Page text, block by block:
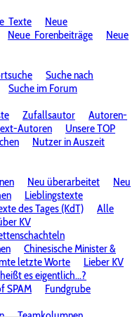
Texte
Neue
Neue Forenbeiträge
Neue
Suche nach
Suche im Forum
Zufallsautor
Autoren-
Autoren
Unsere TOP
Nutzer in Auszeit
Neu überarbeitet
Neu
Lieblingstexte
des Tages (KdT)
Alle
KV
Chinesische Minister &
letzte Worte
Lieber KV
es eigentlich...?
SPAM
Fundgrube